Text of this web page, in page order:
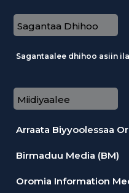
Sagantaa Dhihoo
Sagantaalee dhihoo asiin
Miidiyaalee
Arraata Biyyoolessaa
Birmaduu Media (BM)
Oromia Information